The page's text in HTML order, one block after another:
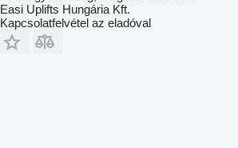
Easi Uplifts Hungária Kft.
Kapcsolatfelvétel az eladóval